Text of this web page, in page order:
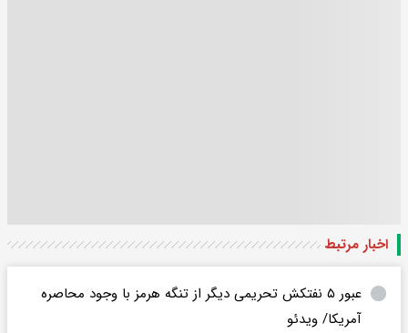
اخبار مرتبط
عبور ۵ نفتکش‌ تحریمی دیگر از تنگه هرمز با وجود محاصره
آمریکا/ ویدئو